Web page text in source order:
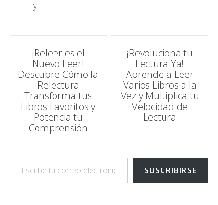
y…
Navegación
de
entradas
¡Releer es el
Nuevo Leer!
Descubre Cómo la
Relectura
Transforma tus
Libros Favoritos y
Potencia tu
Comprensión
¡Revoluciona tu
Lectura Ya!
Aprende a Leer
Varios Libros a la
Vez y Multiplica tu
Velocidad de
Lectura
Escribe tu correo electrónico…
SUSCRIBIRSE